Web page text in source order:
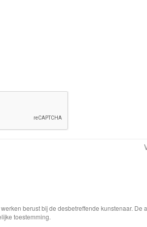
berust bij de desbetreffende kunstenaar.
toestemming.